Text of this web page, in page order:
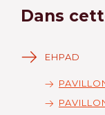
Dans
EHPAD